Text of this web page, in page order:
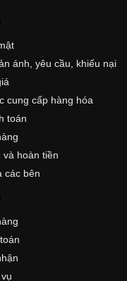
ánh, yêu cầu, khiếu nại
cung cấp hàng hóa
toán
hoàn tiền
các bên